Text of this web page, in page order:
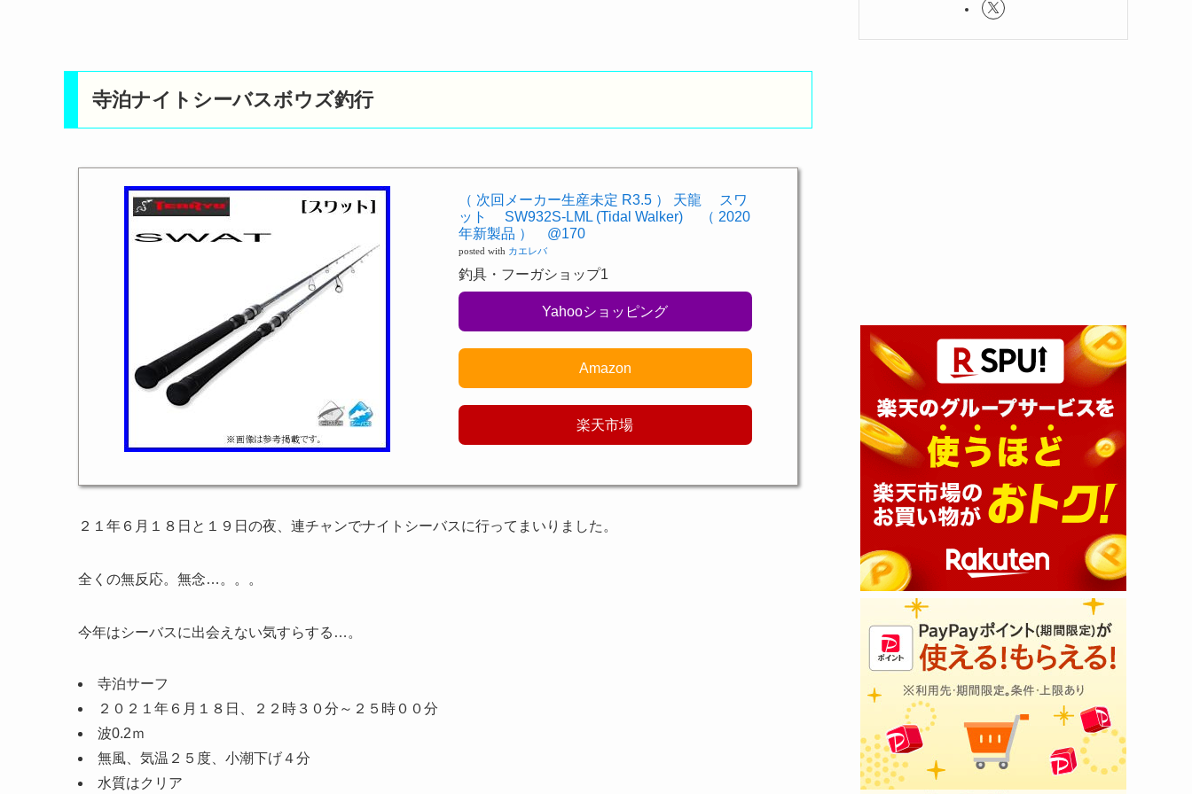
寺泊ナイトシーバスボウズ釣行
（ 次回メーカー生産未定 R3.5 ） 天龍 スワ
ット SW932S-LML (Tidal Walker) （ 2020
年新製品 ） @170
posted with カエレバ
釣具・フーガショップ1
Yahooショッピング
Amazon
楽天市場
２１年６月１８日と１９日の夜、連チャンでナイトシーバスに行ってまいりました。
全くの無反応。無念…。。。
今年はシーバスに出会えない気すらする…。
寺泊サーフ
２０２１年６月１８日、２２時３０分～２５時００分
波0.2ｍ
無風、気温２５度、小潮下げ４分
水質はクリア